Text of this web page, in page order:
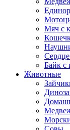
Мяч с
Байк с
Животные